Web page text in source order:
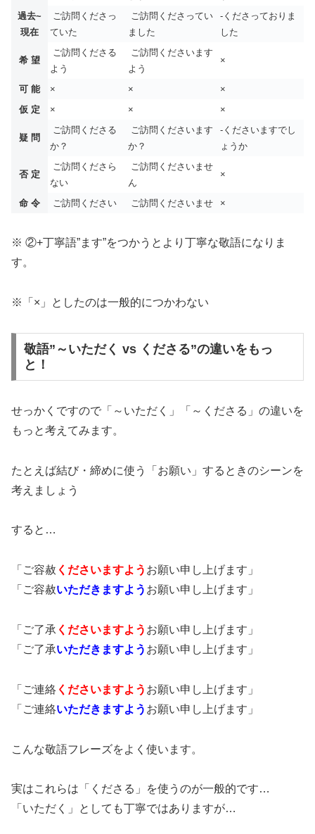
過去~
現在
ご訪問くださっ
ていた
ご訪問くださってい
ました
-くださっておりま
した
希 望
ご訪問くださる
よう
ご訪問くださいます
よう
×
可 能 × ×
×
仮 定
× × ×
疑 問
ご訪問くださる
か？
ご訪問くださいます
か？
-くださいますでし
ょうか
否 定
ご訪問くださら
ない
ご訪問くださいませ
ん
×
命 令 ご訪問ください ご訪問くださいませ ×
※ ②+丁寧語”ます”をつかうとより丁寧な敬語になりま
す。
※「×」としたのは一般的につかわない
敬語”～いただく vs くださる”の違いをもっ
と！
せっかくですので「～いただく」「～くださる」の違いを
もっと考えてみます。
たとえば結び・締めに使う「お願い」するときのシーンを
考えましょう
すると…
「ご容赦 くださいますよう お願い申し上げます」
「ご容赦いただきますよう お願い申し上げます」
「ご了承 くださいますよう お願い申し上げます」
「ご了承いただきますよう お願い申し上げます」
「ご連絡 くださいますよう お願い申し上げます」
「ご連絡いただきますよう お願い申し上げます」
こんな敬語フレーズをよく使います。
実はこれらは「くださる」を使うのが一般的です…
「いただく」としても丁寧ではありますが…